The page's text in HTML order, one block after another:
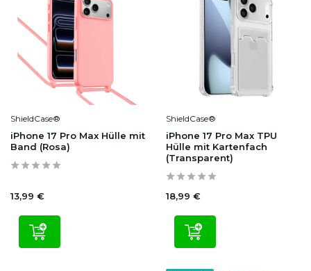
ShieldCase®
iPhone 17 Pro Max Hülle mit
Band (Rosa)
13,99 €
ShieldCase®
iPhone 17 Pro Max TPU
Hülle mit Kartenfach
(Transparent)
18,99 €